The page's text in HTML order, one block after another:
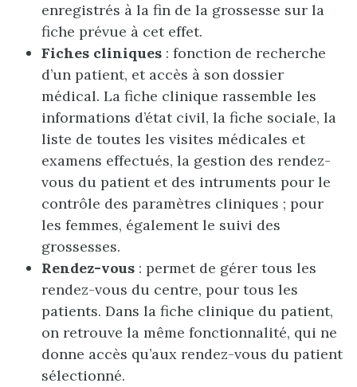
enregistrés à la fin de la grossesse sur la
fiche prévue à cet effet.
Fiches cliniques : fonction de recherche
d’un patient, et accès à son dossier
médical. La fiche clinique rassemble les
informations d’état civil, la fiche sociale, la
liste de toutes les visites médicales et
examens effectués, la gestion des rendez-
vous du patient et des intruments pour le
contrôle des paramètres cliniques ; pour
les femmes, également le suivi des
grossesses.
Rendez-vous : permet de gérer tous les
rendez-vous du centre, pour tous les
patients. Dans la fiche clinique du patient,
on retrouve la même fonctionnalité, qui ne
donne accès qu’aux rendez-vous du patient
sélectionné.